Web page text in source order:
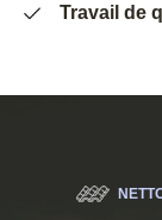
Travail de